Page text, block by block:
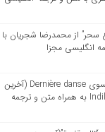
از محمدرضا شجریان با
انگلیسی مجزا
آهنگ فرانسوی Dernière danse (آخرین
رقص) از Indila به همراه متن و ترجمه